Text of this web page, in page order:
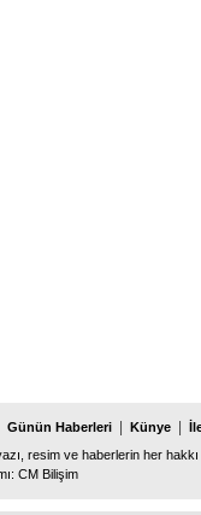
Günün Haberleri Künye
resim ve haberlerin her
: CM Bilişim